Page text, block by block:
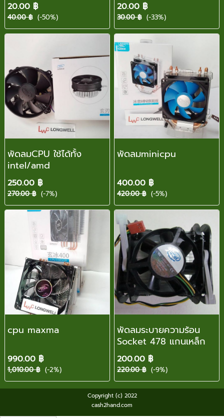
20.00 ฿
40.00 ฿ (-50%)
20.00 ฿
30.00 ฿ (-33%)
พัดลมCPU ใช้ได้ทั้ง
intel/amd
250.00 ฿
270.00 ฿ (-7%)
พัดลมminicpu
400.00 ฿
420.00 ฿ (-5%)
cpu maxma
990.00 ฿
1,010.00 ฿ (-2%)
พัดลมระบายความร้อน
Socket 478 แกนเหล็ก
200.00 ฿
220.00 ฿ (-9%)
Copyright (c) 2022
cash2hand.com